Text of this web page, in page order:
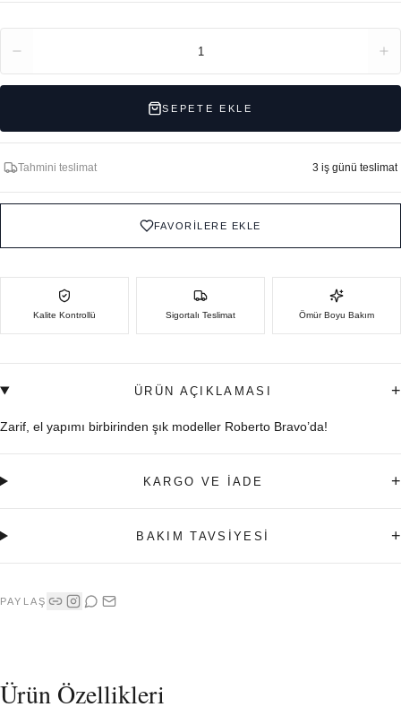
1
SEPETE EKLE
Tahmini teslimat 3 iş günü teslimat
FAVORİLERE EKLE
Kalite Kontrollü Sigortalı Teslimat Ömür Boyu Bakım
ÜRÜN AÇIKLAMASI +
Zarif, el yapımı birbirinden şık modeller Roberto Bravo’da!
KARGO VE İADE +
BAKIM TAVSİYESİ +
PAYLAŞ
Ürün Özellikleri